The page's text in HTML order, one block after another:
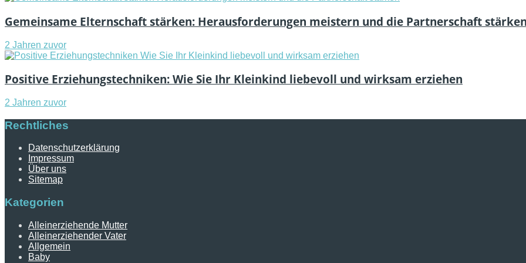
Gemeinsame Elternschaft stärken: Herausforderungen meistern und die Partnerschaft
2 Jahren zuvor
Positive Erziehungstechniken: Wie Sie Ihr Kleinkind liebevoll und wirksam erziehen
2 Jahren zuvor
Rechtliches
Datenschutzerklärung
Impressum
Über uns
Sitemap
Kategorien
Alleinerziehende Mutter
Alleinerziehender Vater
Allgemein
Baby